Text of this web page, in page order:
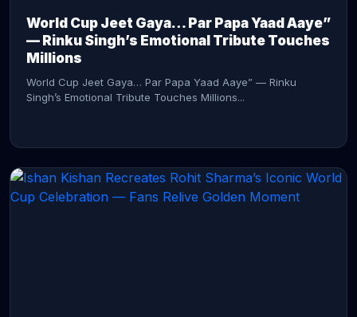
World Cup Jeet Gaya… Par Papa Yaad Aaye”
— Rinku Singh’s Emotional Tribute Touches
Millions
World Cup Jeet Gaya… Par Papa Yaad Aaye” — Rinku
Singh’s Emotional Tribute Touches Millions...